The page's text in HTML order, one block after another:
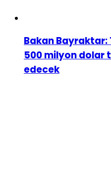
Bakan
500 milyon dolar
edecek